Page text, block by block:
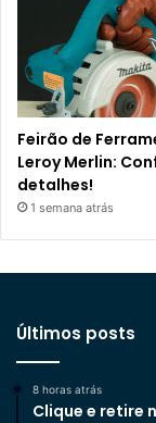
Feirão de
Leroy Merlin:
detalhes!
1 semana atrás
Últimos posts
8 horas atrás
Clique e retire